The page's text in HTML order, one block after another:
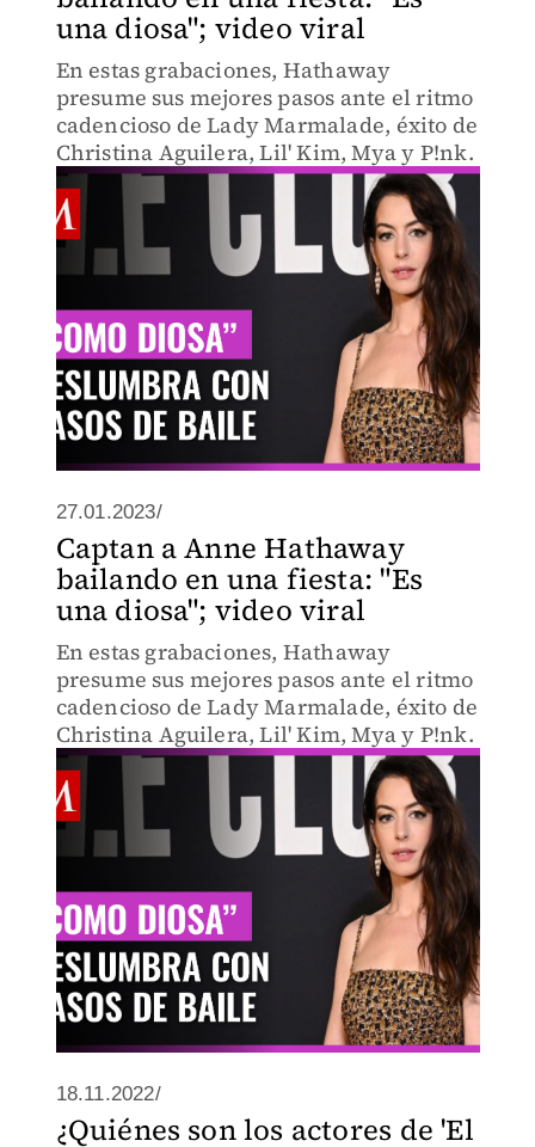
una diosa"; video viral
En estas grabaciones, Hathaway
presume sus mejores pasos ante el ritmo
cadencioso de Lady Marmalade, éxito de
Christina Aguilera, Lil' Kim, Mya y P!nk.
27.01.2023/
Captan a Anne Hathaway
bailando en una fiesta: "Es
una diosa"; video viral
En estas grabaciones, Hathaway
presume sus mejores pasos ante el ritmo
cadencioso de Lady Marmalade, éxito de
Christina Aguilera, Lil' Kim, Mya y P!nk.
18.11.2022/
¿Quiénes son los actores de 'El